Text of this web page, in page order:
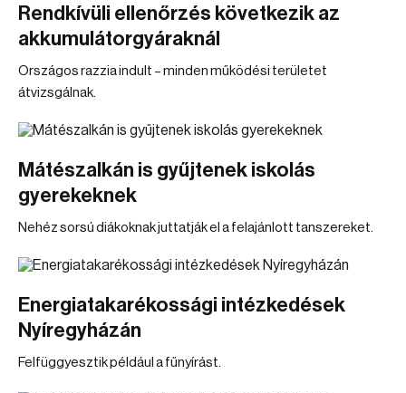
Rendkívüli ellenőrzés következik az
akkumulátorgyáraknál
Országos razzia indult – minden működési területet
átvizsgálnak.
Mátészalkán is gyűjtenek iskolás
gyerekeknek
Nehéz sorsú diákoknak juttatják el a felajánlott tanszereket.
Energiatakarékossági intézkedések
Nyíregyházán
Felfüggyesztik például a fűnyírást.